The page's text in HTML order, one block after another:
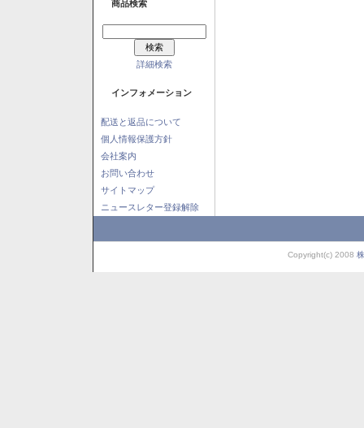
商品検索
詳細検索
インフォメーション
配送と返品について
個人情報保護方針
会社案内
お問い合わせ
サイトマップ
ニュースレター登録解除
Copyright(c) 2008